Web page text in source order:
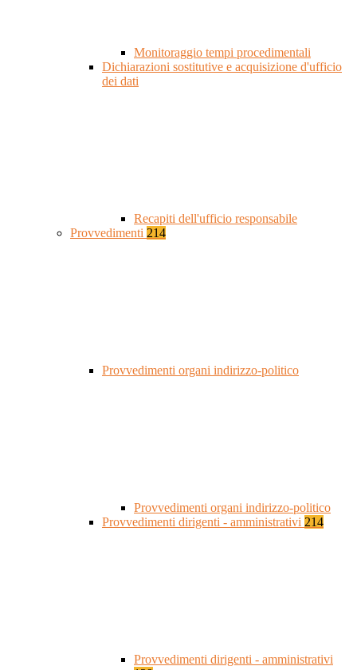
Monitoraggio tempi procedimentali
Dichiarazioni sostitutive e acquisizione d'ufficio
dei dati
Recapiti dell'ufficio responsabile
Provvedimenti 214
Provvedimenti organi indirizzo-politico
Provvedimenti organi indirizzo-politico
Provvedimenti dirigenti - amministrativi 214
Provvedimenti dirigenti - amministrativi